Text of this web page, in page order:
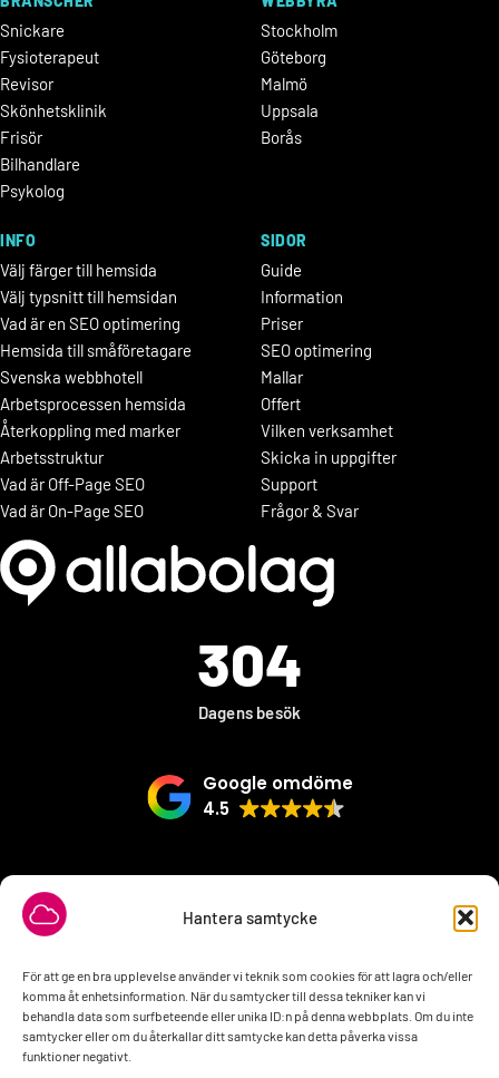
Hantera samtycke
För att ge en bra upplevelse använder vi teknik som cookies för att lagra och/eller
komma åt enhetsinformation. När du samtycker till dessa tekniker kan vi
behandla data som surfbeteende eller unika ID:n på denna webbplats. Om du inte
samtycker eller om du återkallar ditt samtycke kan detta påverka vissa
funktioner negativt.
Snickare
Fysioterapeut
Revisor
Skönhetsklinik
Frisör
Bilhandlare
Psykolog
Stockholm
Göteborg
Malmö
Uppsala
Borås
INFO
Välj färger till hemsida
Välj typsnitt till hemsidan
Vad är en SEO optimering
Hemsida till småföretagare
Svenska webbhotell
Arbetsprocessen hemsida
Återkoppling med marker
Arbetsstruktur
Vad är Off-Page SEO
Vad är On-Page SEO
SIDOR
Guide
Information
Priser
SEO optimering
Mallar
Offert
Vilken verksamhet
Skicka in uppgifter
Support
Frågor & Svar
304
Dagens besök
Google omdöme
4.5